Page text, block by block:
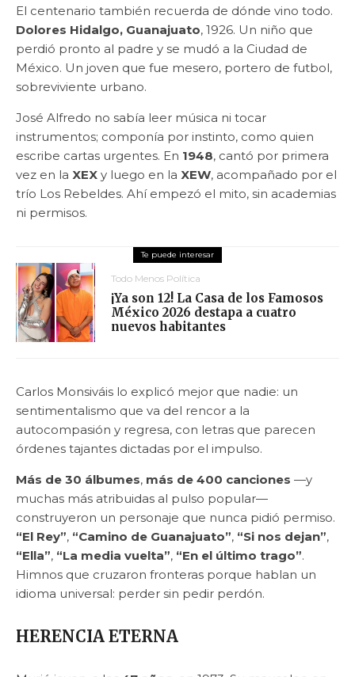
El centenario también recuerda de dónde vino todo.
Dolores Hidalgo, Guanajuato, 1926. Un niño que
perdió pronto al padre y se mudó a la Ciudad de
México. Un joven que fue mesero, portero de futbol,
sobreviviente urbano.
José Alfredo no sabía leer música ni tocar
instrumentos; componía por instinto, como quien
escribe cartas urgentes. En 1948, cantó por primera
vez en la XEX y luego en la XEW, acompañado por el
trío Los Rebeldes. Ahí empezó el mito, sin academias
ni permisos.
Todo Menos Política
¡Ya son 12! La Casa de los Famosos
México 2026 destapa a cuatro
nuevos habitantes
Carlos Monsiváis lo explicó mejor que nadie: un
sentimentalismo que va del rencor a la
autocompasión y regresa, con letras que parecen
órdenes tajantes dictadas por el impulso.
Más de 30 álbumes, más de 400 canciones —y
muchas más atribuidas al pulso popular—
construyeron un personaje que nunca pidió permiso.
“El Rey”, “Camino de Guanajuato”, “Si nos dejan”,
“Ella”, “La media vuelta”, “En el último trago”.
Himnos que cruzaron fronteras porque hablan un
idioma universal: perder sin pedir perdón.
HERENCIA ETERNA